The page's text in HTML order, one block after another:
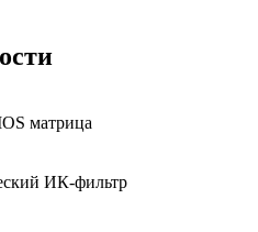
матрица
ИК-фильтр